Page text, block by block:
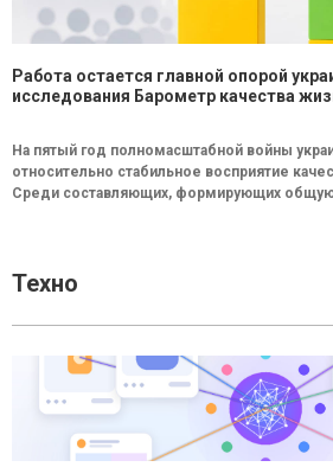
Работа остается главной опорой
исследования Барометр качества
На пятый год полномасштабной войны
относительно стабильное восприятие
Среди составляющих, формирующих
Техно